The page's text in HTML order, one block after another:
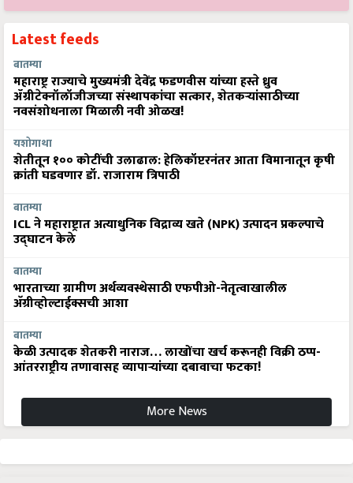
Latest feeds
बातम्या
महाराष्ट्र राज्याचे मुख्यमंत्री देवेंद्र फडणवीस यांच्या हस्ते ध्रुव
ॲग्रीटेक्नॉलॉजीजच्या संस्थापकांचा सत्कार, शेतकऱ्यांसाठीच्या
नवसंशोधनाला मिळाली नवी ओळख!
यशोगाथा
शेतीतून १०० कोटींची उलाढाल: हेलिकॉप्टरनंतर आता विमानातून कृषी
क्रांती घडवणार डॉ. राजाराम त्रिपाठी
बातम्या
ICL ने महाराष्ट्रात अत्याधुनिक विद्राव्य खते (NPK) उत्पादन प्रकल्पाचे
उद्घाटन केले
बातम्या
भारताच्या ग्रामीण अर्थव्यवस्थेसाठी एफपीओ-नेतृत्वाखालील
अ‍ॅग्रीव्होल्टाईक्सची आशा
बातम्या
केळी उत्पादक शेतकरी नाराज… लाखोंचा खर्च करूनही विक्री ठप्प-
आंतरराष्ट्रीय तणावासह व्यापाऱ्यांच्या दबावाचा फटका!
More News